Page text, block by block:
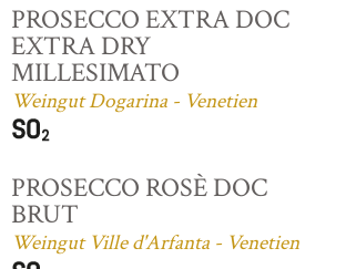
PROSECCO EXTRA DOC
EXTRA DRY
MILLESIMATO
Weingut Dogarina - Venetien
PROSECCO ROSÈ DOC
BRUT
Weingut Ville d'Arfanta - Venetien